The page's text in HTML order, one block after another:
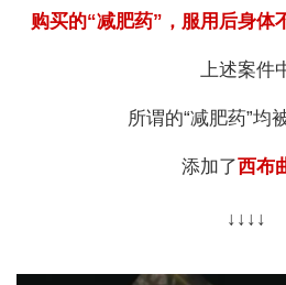
购买的“减肥药”，服用后身体
上述案件
所谓的“减肥药”均
添加了西布
↓↓↓↓